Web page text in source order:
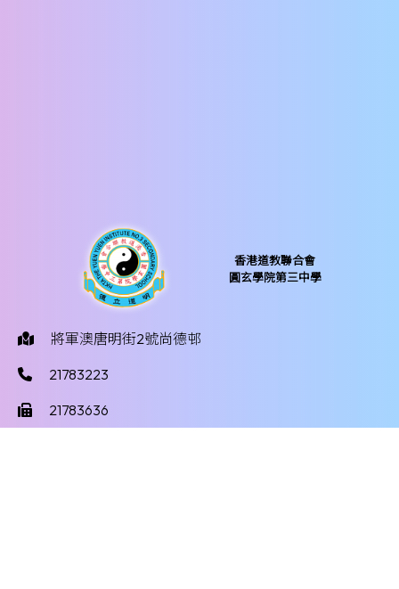
香港道教聯合會
圓玄學院第三中學
將軍澳唐明街2號尚德邨
21783223
21783636